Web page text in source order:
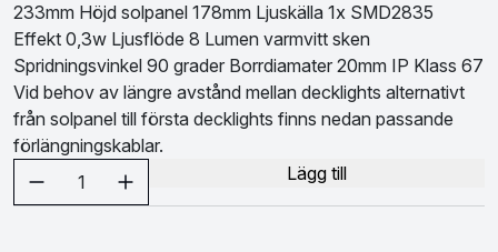
233mm Höjd solpanel 178mm Ljuskälla 1x SMD2835
Effekt 0,3w Ljusflöde 8 Lumen varmvitt sken
Spridningsvinkel 90 grader Borrdiamater 20mm IP Klass 67
Vid behov av längre avstånd mellan decklights alternativt
från solpanel till första decklights finns nedan passande
förlängningskablar.
Välj antal1 Lägg till